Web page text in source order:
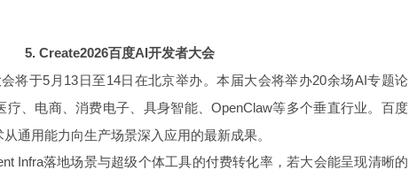
5. Create2026百度AI开发者大会
将于5月13日至14日在北京举办。本届大会将举办20余场AI专题论
疗、电商、消费电子、具身智能、OpenClaw等多个垂直行业。百度
通用能力向生产场景深入应用的最新成果。
Infra落地场景与超级个体工具的付费转化率，若大会能呈现清晰的